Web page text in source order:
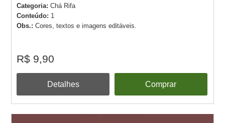
Categoria:Chá Rifa
Conteúdo: 1
Obs.:Cores, textos e imagens editáveis.
R$ 9,90
Detalhes Comprar